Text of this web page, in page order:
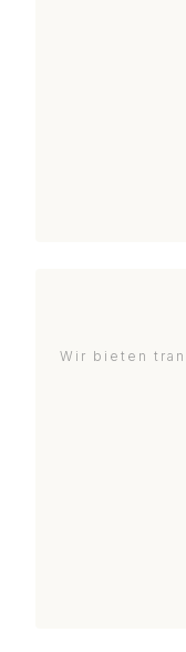
Wir bieten